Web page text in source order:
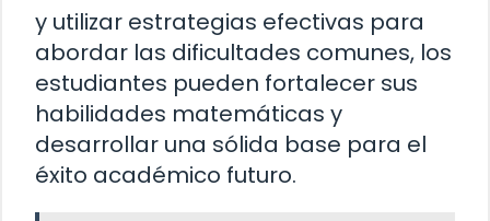
y utilizar estrategias efectivas para
abordar las dificultades comunes, los
estudiantes pueden fortalecer sus
habilidades matemáticas y
desarrollar una sólida base para el
éxito académico futuro.